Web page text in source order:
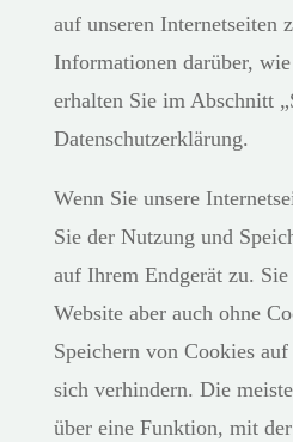
auf unseren Internetseiten
Informationen darüber,
erhalten Sie im Abschnitt
Datenschutzerklärung.
Wenn Sie unsere
Sie der Nutzung und
auf Ihrem Endgerät zu. Sie
Website aber auch ohne
Speichern von Cookies
sich verhindern. Die
über eine Funktion, mit